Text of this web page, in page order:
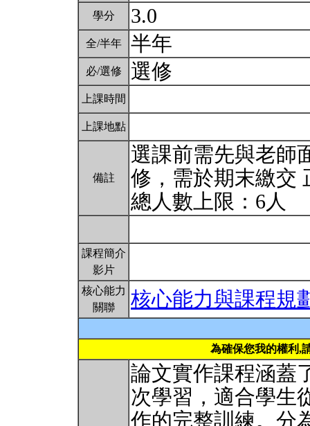
學分 3.0
全/半年 半年
必/選修 選修
上課時間
上課地點
備註
選課前需先與老師
修，需於期末繳交
總人數上限：6人
課程簡介
影片
核心能力
關聯
核心能力與課程規
為確保您我的權利,
論文實作課程涵蓋
次學習，適合學生
作的完整訓練。分